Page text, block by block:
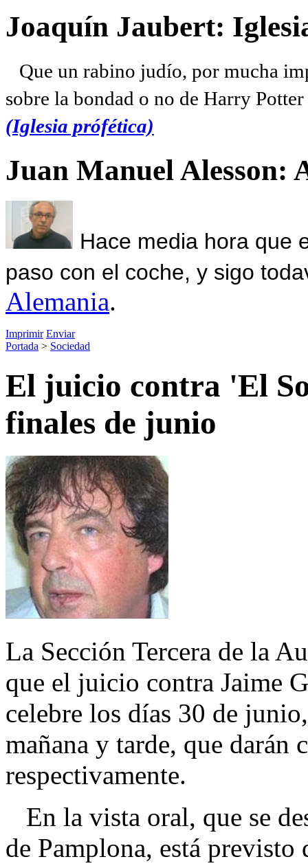
Joaquín Jaubert:
Que un rabino judío, por mucha
sobre la bondad o no de Harry
(Iglesia prófética)
Juan Manuel Alesson:
Hace media hora que
paso con el coche, y sigo
Alemania.
Imprimir Enviar
Portada > Sociedad
El juicio contra 'El
finales de junio
La Sección Tercera de la
que el juicio contra Jaime
celebre los días 30 de
mañana y tarde, que darán
respectivamente.
En la vista oral, que se
de Pamplona, está previsto